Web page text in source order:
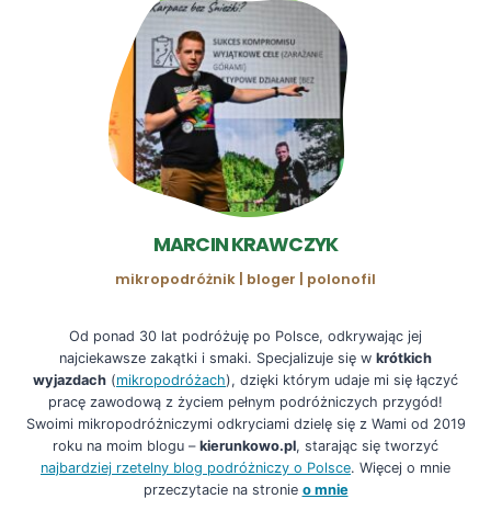
MARCIN KRAWCZYK
mikropodróżnik | bloger | polonofil
Od ponad 30 lat podróżuję po Polsce, odkrywając jej
najciekawsze zakątki i smaki. Specjalizuje się w krótkich
wyjazdach (mikropodróżach), dzięki którym udaje mi się łączyć
pracę zawodową z życiem pełnym podróżniczych przygód!
Swoimi mikropodróżniczymi odkryciami dzielę się z Wami od 2019
roku na moim blogu – kierunkowo.pl, starając się tworzyć
najbardziej rzetelny blog podróżniczy o Polsce. Więcej o mnie
przeczytacie na stronie o mnie